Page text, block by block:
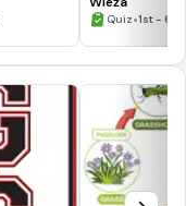
Quiz•1st - 6th